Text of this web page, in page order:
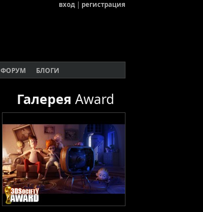
вход | регистрация
ФОРУМ БЛОГИ
Галерея Award